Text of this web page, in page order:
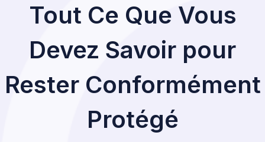
Tout Ce Que Vous
Devez Savoir pour
Rester Conformément
Protégé